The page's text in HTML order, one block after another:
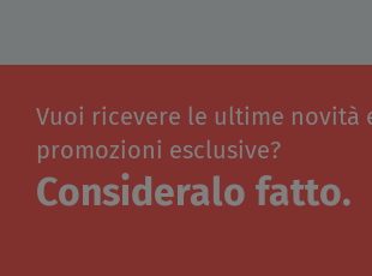
Vuoi ricevere le ultime novità
promozioni esclusive?
Consideralo fatto.